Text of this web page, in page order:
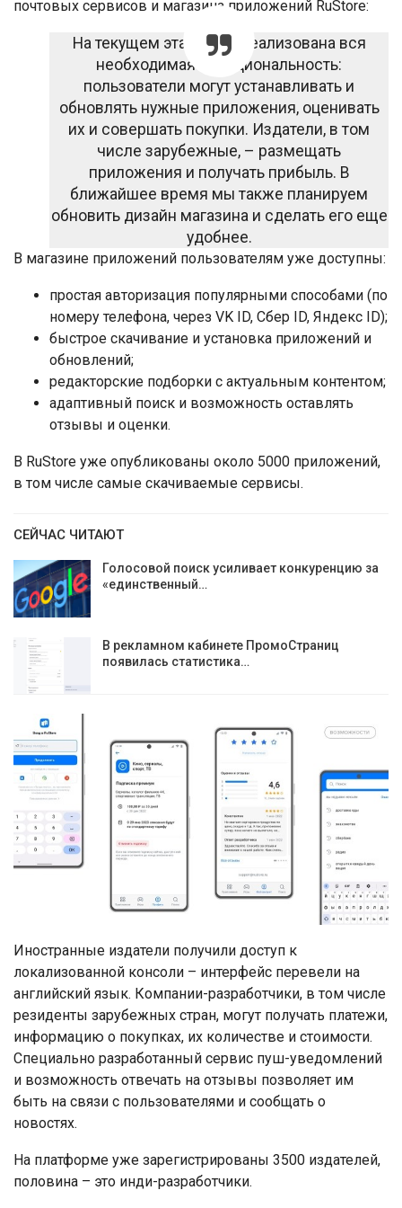
почтовых сервисов и магазина приложений RuStore:
На текущем этапе уже реализована вся
необходимая функциональность:
пользователи могут устанавливать и
обновлять нужные приложения, оценивать
их и совершать покупки. Издатели, в том
числе зарубежные, – размещать
приложения и получать прибыль. В
ближайшее время мы также планируем
обновить дизайн магазина и сделать его еще
удобнее.
В магазине приложений пользователям уже доступны:
простая авторизация популярными способами (по
номеру телефона, через VK ID, Cбер ID, Яндекс ID);
быстрое скачивание и установка приложений и
обновлений;
редакторские подборки с актуальным контентом;
адаптивный поиск и возможность оставлять
отзывы и оценки.
В RuStore уже опубликованы около 5000 приложений,
в том числе самые скачиваемые сервисы.
СЕЙЧАС ЧИТАЮТ
Голосовой поиск усиливает конкуренцию за
«единственный…
В рекламном кабинете ПромоСтраниц
появилась статистика…
Иностранные издатели получили доступ к
локализованной консоли – интерфейс перевели на
английский язык. Компании-разработчики, в том числе
резиденты зарубежных стран, могут получать платежи,
информацию о покупках, их количестве и стоимости.
Специально разработанный сервис пуш-уведомлений
и возможность отвечать на отзывы позволяет им
быть на связи с пользователями и сообщать о
новостях.
На платформе уже зарегистрированы 3500 издателей,
половина – это инди-разработчики.